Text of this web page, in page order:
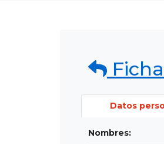
Datos
Nombres: